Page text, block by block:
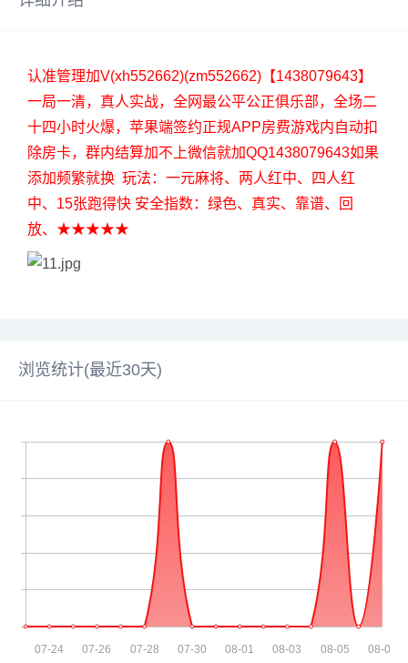
认准管理加V(xh552662)(zm552662)【1438079643】
一局一清，真人实战，全网最公平公正俱乐部，全场二
十四小时火爆，苹果端签约正规APP房费游戏内自动扣
除房卡，群内结算加不上微信就加QQ1438079643如果
添加频繁就换 玩法：一元麻将、两人红中、四人红
中、15张跑得快 安全指数：绿色、真实、靠谱、回
放、★★★★★
浏览统计(最近30天)